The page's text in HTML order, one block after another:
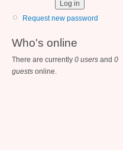
Request new password
Who's online
There are currently 0 users and 0
guests online.